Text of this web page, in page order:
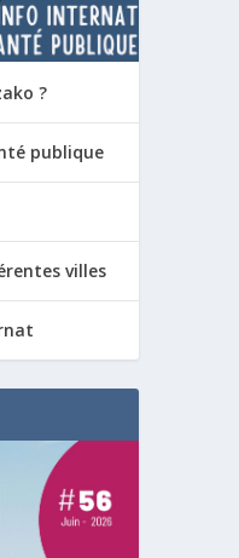
?
publique
villes